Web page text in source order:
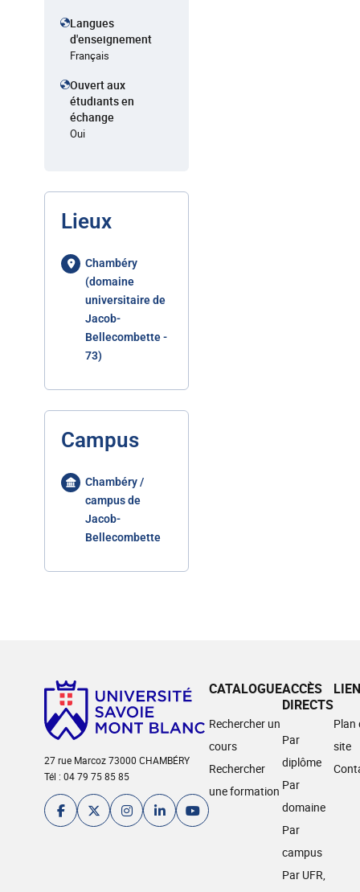
Langues
d'enseignement
Français
Ouvert aux
étudiants en
échange
Oui
Lieux
Chambéry
(domaine
universitaire de
Jacob-
Bellecombette -
73)
Campus
Chambéry /
campus de
Jacob-
Bellecombette
27 rue Marcoz 73000 CHAMBÉRY
Tél : 04 79 75 85 85
CATALOGUE
Rechercher un
cours
Rechercher
une formation
ACCÈS
DIRECTS
Par
diplôme
Par
domaine
Par
campus
Par UFR,
Plan
site